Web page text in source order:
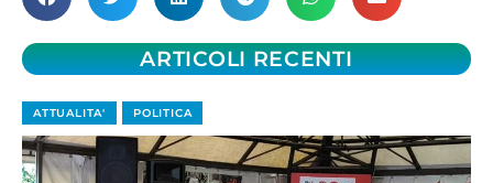
ARTICOLI RECENTI
ATTUALITA' POLITICA